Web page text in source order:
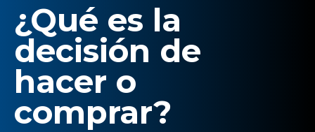
¿Qué es la
decisión de
hacer o
comprar?